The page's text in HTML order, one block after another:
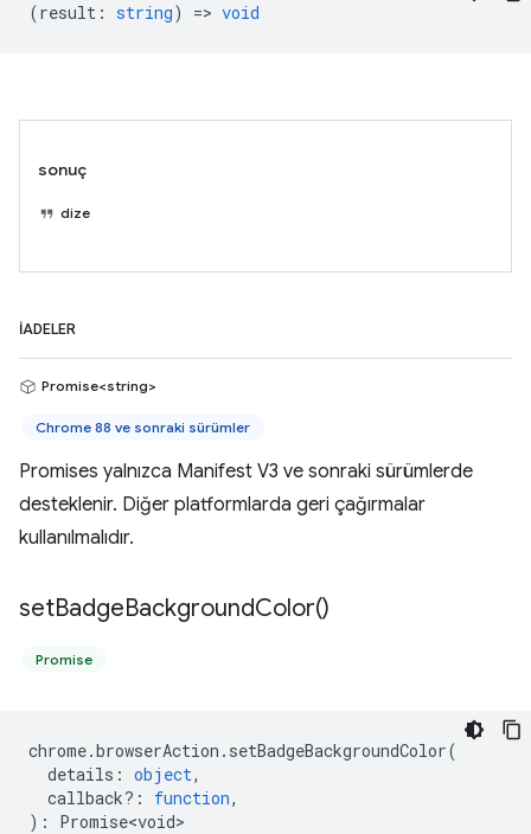
(result : string) => void
sonuç
dize
İADELER
Promise<string>
Chrome 88 ve sonraki sürümler
Promises yalnızca Manifest V3 ve sonraki sürümlerde
desteklenir. Diğer platformlarda geri çağırmalar
kullanılmalıdır.
setBadgeBackgroundColor()
Promise
chrome.browserAction . setBadgeBackgroundColor(
details : object,
callback? : function,
) : Promise<void>